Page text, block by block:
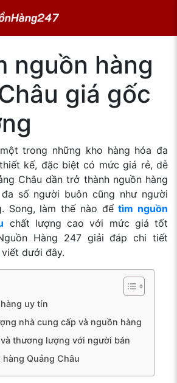
nguồn hàng
giá gốc
trong những kho hàng hóa đa
kế, đặc biệt có mức giá rẻ, dễ
Châu dần trở thành nguồn hàng
số người buôn cũng như người
Song, làm thế nào đểtìm nguồn
chất lượng cao với mức giá tốt
Hàng 247 giải đáp chi tiết
dưới đây.
uy tín
nhà cung cấp và nguồn hàng
thương lượng với người bán
hàng Quảng Châu